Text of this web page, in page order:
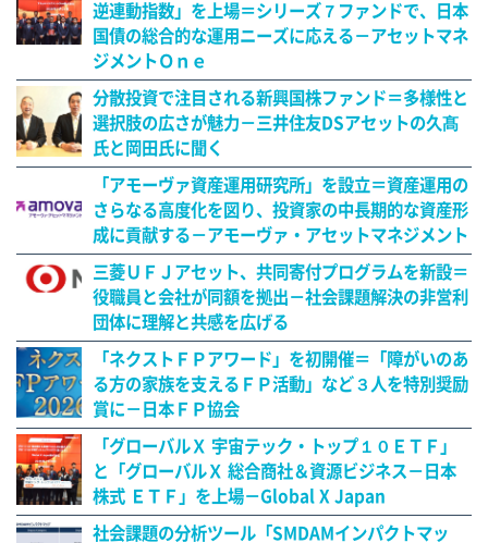
逆連動指数」を上場＝シリーズ７ファンドで、日本
国債の総合的な運用ニーズに応える－アセットマネ
ジメントＯｎｅ
分散投資で注目される新興国株ファンド＝多様性と
選択肢の広さが魅力－三井住友DSアセットの久髙
氏と岡田氏に聞く
「アモーヴァ資産運用研究所」を設立＝資産運用の
さらなる高度化を図り、投資家の中長期的な資産形
成に貢献する－アモーヴァ・アセットマネジメント
三菱ＵＦＪアセット、共同寄付プログラムを新設＝
役職員と会社が同額を拠出－社会課題解決の非営利
団体に理解と共感を広げる
「ネクストＦＰアワード」を初開催＝「障がいのあ
る方の家族を支えるＦＰ活動」など３人を特別奨励
賞に－日本ＦＰ協会
「グローバルＸ 宇宙テック・トップ１０ＥＴＦ」
と「グローバルＸ 総合商社＆資源ビジネス－日本
株式 ＥＴＦ」を上場－Global X Japan
社会課題の分析ツール「SMDAMインパクトマッ